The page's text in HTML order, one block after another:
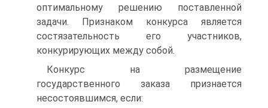
оптимальному решению поставленной
задачи. Признаком конкурса является
состязательность его участников,
конкурирующих между собой.
Конкурс на размещение
государственного заказа признается
несостоявшимся, если: